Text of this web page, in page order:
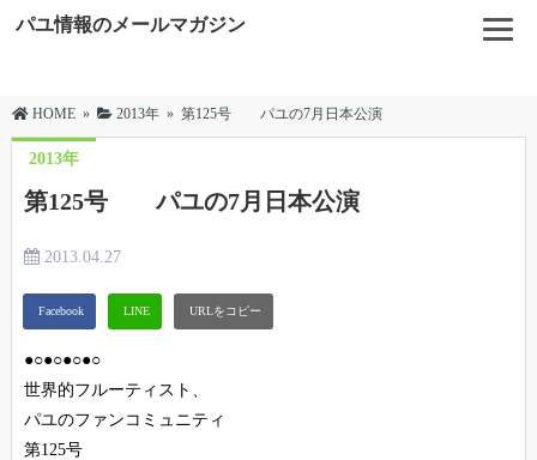
パユ情報のメールマガジン
HOME » 2013年 » 第125号 パユの7月日本公演
2013年
第125号 パユの7月日本公演
2013.04.27
●○●○●○●○
世界的フルーティスト、
パユのファンコミュニティ
第125号